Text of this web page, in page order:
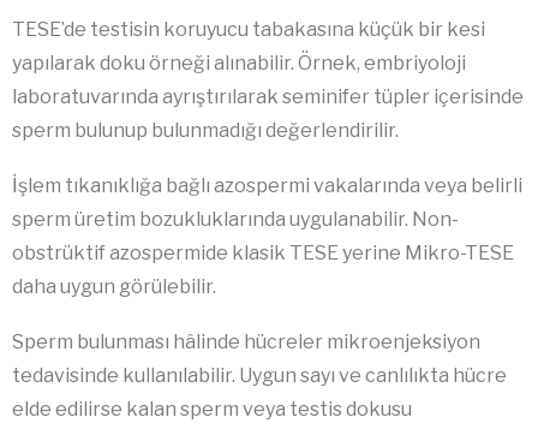
TESE’de testisin koruyucu tabakasına küçük bir kesi
yapılarak doku örneği alınabilir. Örnek, embriyoloji
laboratuvarında ayrıştırılarak seminifer tüpler içerisinde
sperm bulunup bulunmadığı değerlendirilir.
İşlem tıkanıklığa bağlı azospermi vakalarında veya belirli
sperm üretim bozukluklarında uygulanabilir. Non-
obstrüktif azospermide klasik TESE yerine Mikro-TESE
daha uygun görülebilir.
Sperm bulunması hâlinde hücreler mikroenjeksiyon
tedavisinde kullanılabilir. Uygun sayı ve canlılıkta hücre
elde edilirse kalan sperm veya testis dokusu